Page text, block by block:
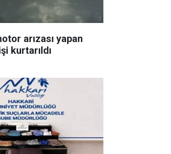
arızası yapan
kurtarıldı